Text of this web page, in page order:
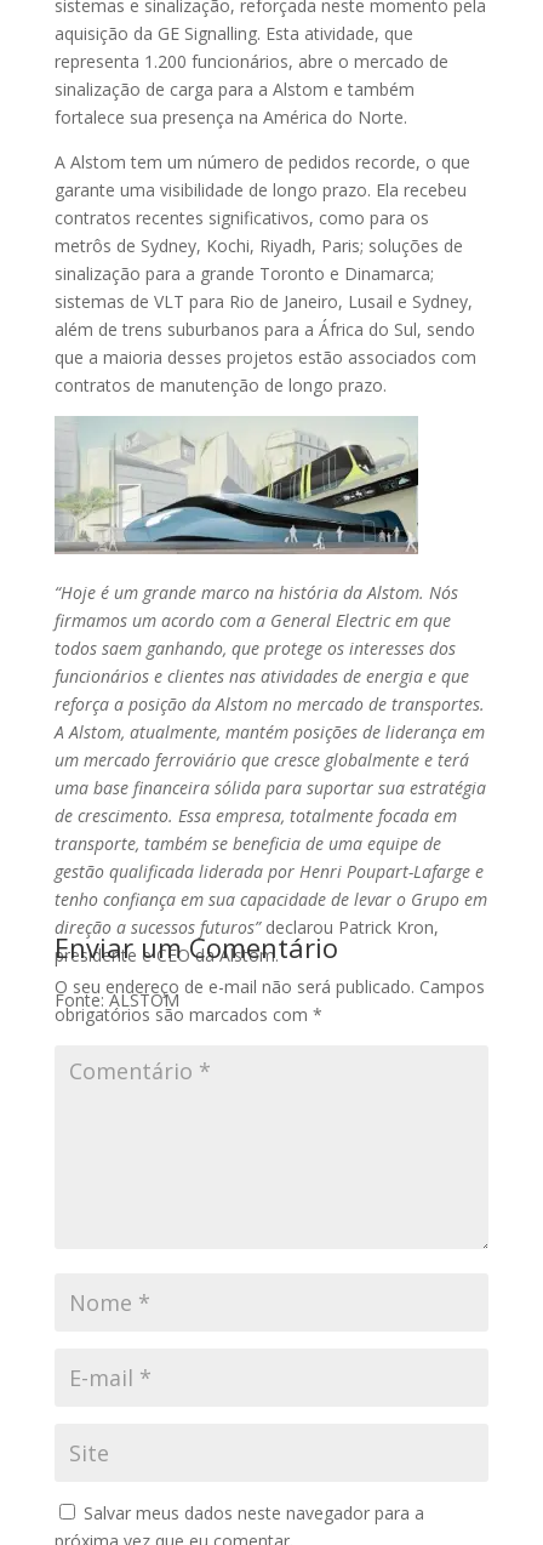
sistemas e sinalização, reforçada neste momento pela
aquisição da GE Signalling. Esta atividade, que
representa 1.200 funcionários, abre o mercado de
sinalização de carga para a Alstom e também
fortalece sua presença na América do Norte.
A Alstom tem um número de pedidos recorde, o que
garante uma visibilidade de longo prazo. Ela recebeu
contratos recentes significativos, como para os
metrôs de Sydney, Kochi, Riyadh, Paris; soluções de
sinalização para a grande Toronto e Dinamarca;
sistemas de VLT para Rio de Janeiro, Lusail e Sydney,
além de trens suburbanos para a África do Sul, sendo
que a maioria desses projetos estão associados com
contratos de manutenção de longo prazo.
“Hoje é um grande marco na história da Alstom. Nós
firmamos um acordo com a General Electric em que
todos saem ganhando, que protege os interesses dos
funcionários e clientes nas atividades de energia e que
reforça a posição da Alstom no mercado de transportes.
A Alstom, atualmente, mantém posições de liderança em
um mercado ferroviário que cresce globalmente e terá
uma base financeira sólida para suportar sua estratégia
de crescimento. Essa empresa, totalmente focada em
transporte, também se beneficia de uma equipe de
gestão qualificada liderada por Henri Poupart-Lafarge e
tenho confiança em sua capacidade de levar o Grupo em
direção a sucessos futuros”declarou Patrick Kron,
presidente e CEO da Alstom.
Fonte: ALSTOM
Enviar um Comentário
O seu endereço de e-mail não será publicado. Campos
obrigatórios são marcados com *
Salvar meus dados neste navegador para a